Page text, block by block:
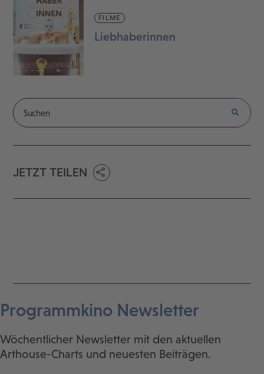
FILME
Liebhaberinnen
JETZT TEILEN
Programmkino Newsletter
Wöchentlicher Newsletter mit den aktuellen
Arthouse-Charts und neuesten Beiträgen.